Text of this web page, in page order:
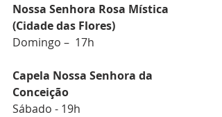
Nossa Senhora Rosa Mística
(Cidade das Flores)
Domingo –  17h
Capela Nossa Senhora da
Conceição
Sábado - 19h